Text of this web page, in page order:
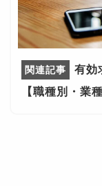
有効
【職種別・業